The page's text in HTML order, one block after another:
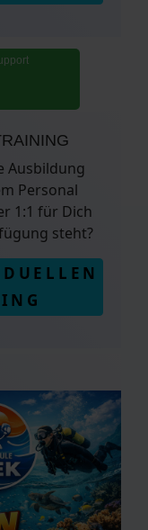
Ausbildung
Personal
1:1 für Dich
steht?